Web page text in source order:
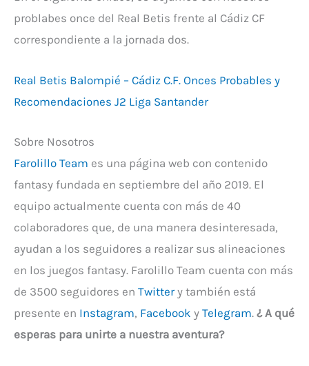
problabes once del Real Betis frente al Cádiz CF
correspondiente a la jornada dos.
Real Betis Balompié – Cádiz C.F. Onces Probables y
Recomendaciones J2 Liga Santander
Sobre Nosotros
Farolillo Team es una página web con contenido
fantasy fundada en septiembre del año 2019. El
equipo actualmente cuenta con más de 40
colaboradores que, de una manera desinteresada,
ayudan a los seguidores a realizar sus alineaciones
en los juegos fantasy. Farolillo Team cuenta con más
de 3500 seguidores en Twittery también está
presente en Instagram, Facebook y Telegram. ¿ A qué
esperas para unirte a nuestra aventura?